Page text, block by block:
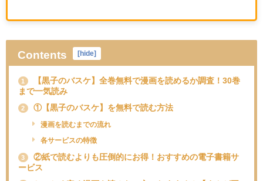
Contents [hide]
1
【黒子のバスケ】全巻無料で漫画を読めるか調査！30巻
まで一気読み
2 ①【黒子のバスケ】を無料で読む方法
漫画を読むまでの流れ
各サービスの特徴
3
②紙で読むよりも圧倒的にお得！おすすめの電子書籍サ
ービス